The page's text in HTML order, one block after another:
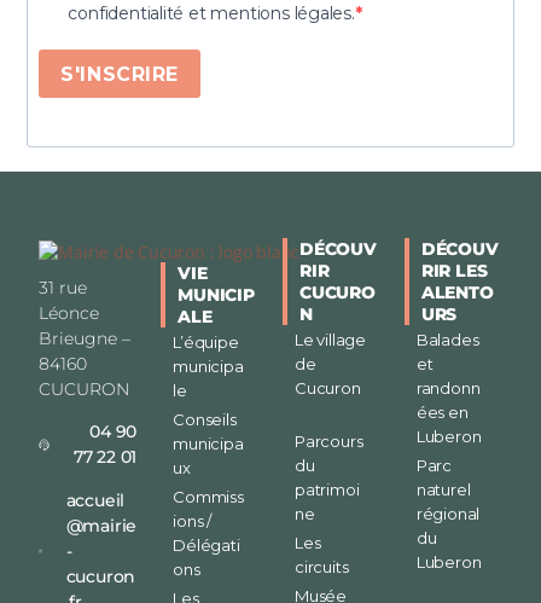
confidentialité et mentions légales.
S'INSCRIRE
31 rue
Léonce
Brieugne –
84160
CUCURON
04 90
77 22 01
accueil
@mairie
-
cucuron
VIE
MUNICIP
ALE
L’équipe
municipa
le
Conseils
municipa
ux
Commiss
ions /
Délégati
ons
Les
DÉCOUV
RIR
CUCURO
N
Le village
de
Cucuron
Parcours
du
patrimoi
ne
Les
circuits
Musée
DÉCOUV
RIR LES
ALENTO
URS
Balades
et
randonn
ées en
Luberon
Parc
naturel
régional
du
Luberon